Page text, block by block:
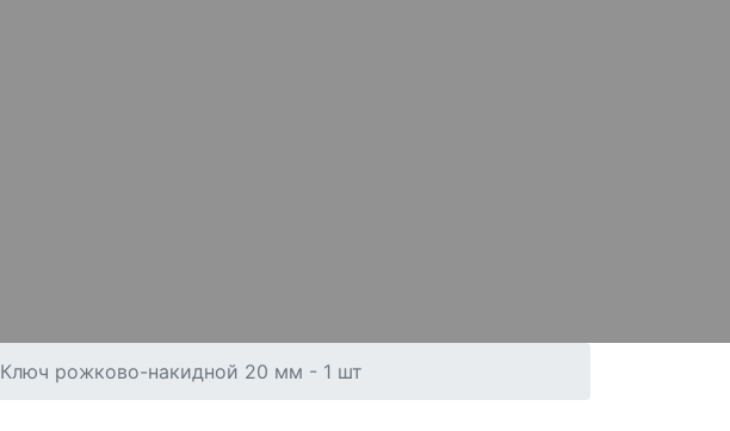
Ключ рожково-накидной 20 мм - 1 шт